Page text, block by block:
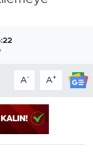
A- A+